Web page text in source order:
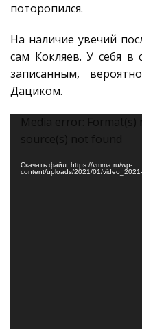
поторопился.
На наличие увечий
сам Кокляев. У себя в
записанным,
Дациком.
Видеоплеер
Media error:
source(s) not found
Скачать файл: https://vmma.ru/wp-
content/uploads/2021/01/